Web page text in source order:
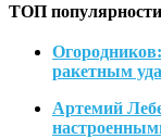
ТОП популярности
ракетным
Артемий